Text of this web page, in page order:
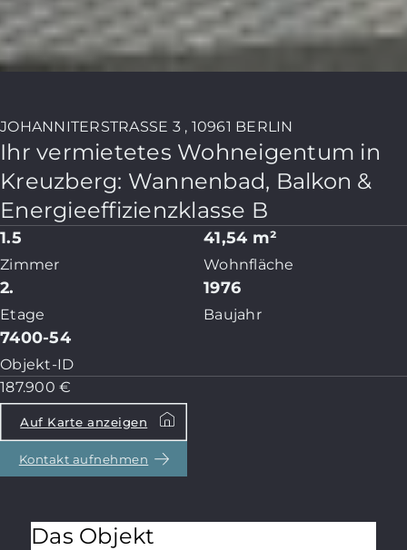
JOHANNITERSTRASSE 3 , 10961 BERLIN
Ihr vermietetes Wohneigentum in
Kreuzberg: Wannenbad, Balkon &
Energieeffizienzklasse B
1.5
Zimmer
41,54 m²
Wohnfläche
2.
Etage
1976
Baujahr
7400-54
Objekt-ID
187.900 €
Auf Karte anzeigen
Kontakt aufnehmen
Das Objekt